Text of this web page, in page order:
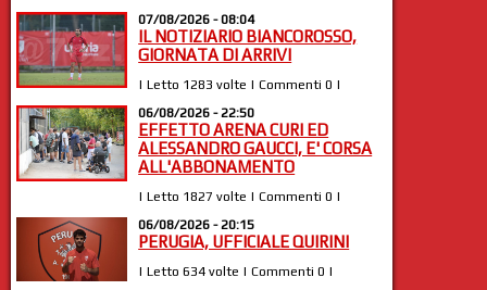
07/08/2026 - 08:04
IL NOTIZIARIO BIANCOROSSO,
GIORNATA DI ARRIVI
| Letto 1283 volte | Commenti 0 |
06/08/2026 - 22:50
EFFETTO ARENA CURI ED
ALESSANDRO GAUCCI, E' CORSA
ALL'ABBONAMENTO
| Letto 1827 volte | Commenti 0 |
06/08/2026 - 20:15
PERUGIA, UFFICIALE QUIRINI
| Letto 634 volte | Commenti 0 |